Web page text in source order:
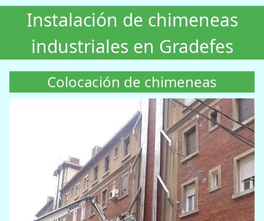
Instalación de chimeneas
industriales en Gradefes
Colocación de chimeneas